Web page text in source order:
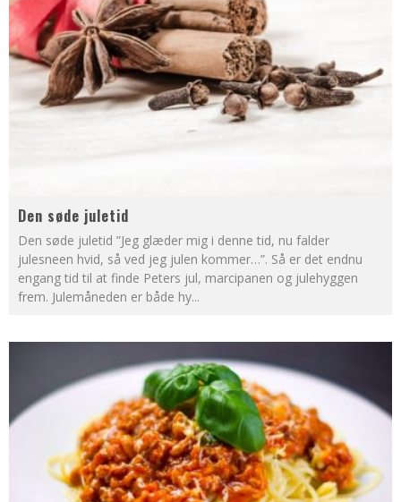
Den søde juletid
Den søde juletid ”Jeg glæder mig i denne tid, nu falder
julesneen hvid, så ved jeg julen kommer…”. Så er det endnu
engang tid til at finde Peters jul, marcipanen og julehyggen
frem. Julemåneden er både hy...